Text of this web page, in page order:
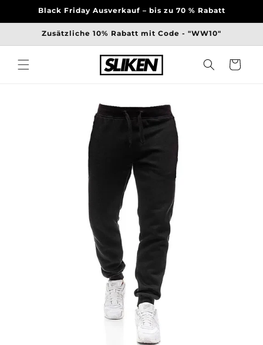
Inhalt
Black Friday Ausverkauf – bis zu 70 % Rabatt
Zusätzliche 10% Rabatt mit Code - "WW10"
Warenkorb